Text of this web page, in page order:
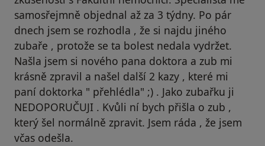
samosřejmně objednal až za 3 týdny. Po pár
dnech jsem se rozhodla , že si najdu jiného
zubaře , protože se ta bolest nedala vydržet.
Našla jsem si nového pana doktora a zub mi
krásně zpravil a našel další 2 kazy , které mi
paní doktorka " přehlédla" ;) . Jako zubařku ji
NEDOPORUČUJI . Kvůli ní bych přišla o zub ,
který šel normálně zpravit. Jsem ráda , že jsem
včas odešla.